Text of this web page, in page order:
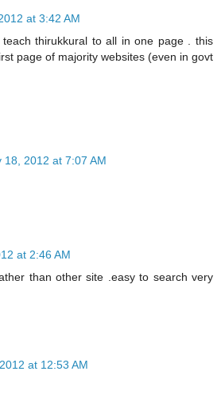
at 3:42 AM
thirukkural to all in one page . this
page of majority websites (even in govt
18, 2012 at 7:07 AM
at 2:46 AM
than other site .easy to search very
at 12:53 AM